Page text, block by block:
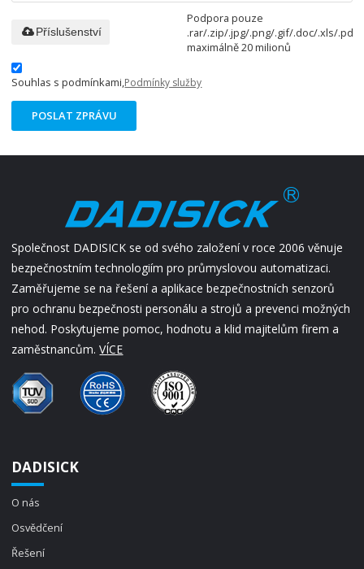
Podpora pouze
.rar/.zip/.jpg/.png/.gif/.doc/.xls/.pdf,
maximálně 20 milionů
Příslušenství
Souhlas s podmínkami,Podmínky služby
POSLAT ZPRÁVU
Společnost DADISICK se od svého založení v roce 2006 věnuje
bezpečnostním technologiím pro průmyslovou automatizaci.
Zaměřujeme se na řešení a aplikace bezpečnostních senzorů
pro ochranu bezpečnosti personálu a strojů a prevenci možných
nehod. Poskytujeme pomoc, hodnotu a klid majitelům firem a
zaměstnancům.VÍCE
DADISICK
O nás
Osvědčení
Řešení